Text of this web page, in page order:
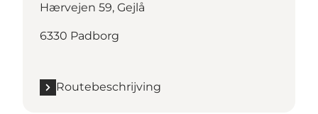
Hærvejen 59, Gejlå
6330 Padborg
Routebeschrijving